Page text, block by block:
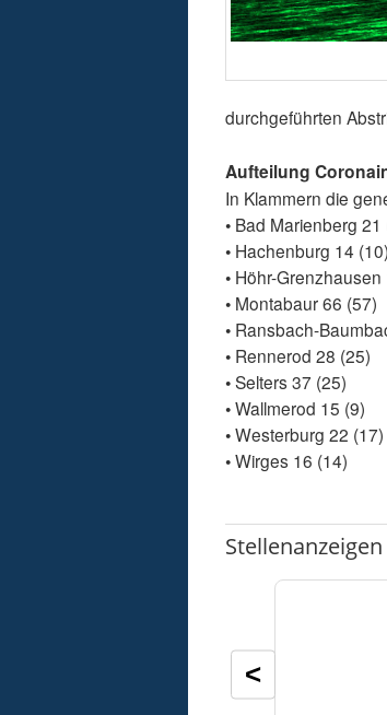
durchgeführten
Aufteilung
In Klammern die
• Bad Marienberg
• Hachenburg 14 (10)
• Höhr-Grenzhausen
• Montabaur 66 (57)
• Ransbach-
• Rennerod 28 (25)
• Selters 37 (25)
• Wallmerod 15 (9)
• Westerburg 22 (17)
• Wirges 16 (14)
<